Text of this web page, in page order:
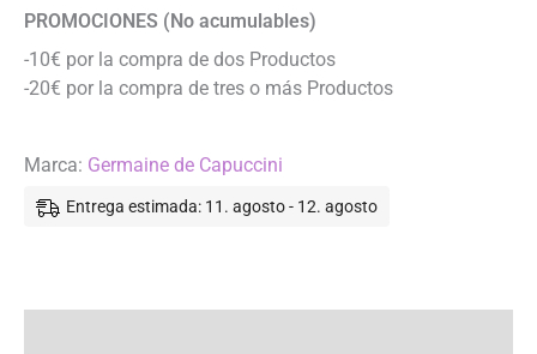
Timexpert
Wrink-
Less
PROMOCIONES (No acumulables)
-10€ por la compra de dos Productos
-20€ por la compra de tres o más Productos
Marca: Germaine de Capuccini
Entrega estimada: 11. agosto - 12. agosto